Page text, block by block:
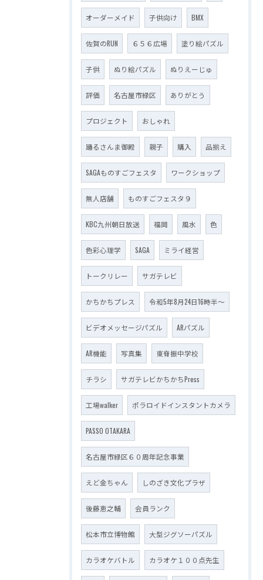
オーダーメイド 子供向け BMX
佐賀のRUN ６５６広場 塗り絵パズル
子供 ぬり絵パズル ぬりえーじゅ
評価 名古屋市緑区 ありがとう
プロジェクト おしゃれ
踊るさんま御殿 親子 購入 品揃え
SAGAものすごフェスタ ワークショップ
無人店舗 ものすごフェスタ９
KBC九州朝日放送 福岡 風水 色
色彩心理学 SAGA ミライ経営
トークリレー サガテレビ
かちかちプレス 令和5年8月24日16時半～
ビデオメッセージパズル ARパズル
AR機能 写真集 東脊振中学校
チラシ サガテレビかちかちPress
工場walker ポラロイドインスタントカメラ
PASSO OTAKARA
名古屋市緑区６０周年記念事業
えど金ちゃん しのざき文化プラザ
後藤恵之輔 会員ランク
松本市立博物館 大型ジグソーパズル
カラオケバトル カラオケ１００点先生